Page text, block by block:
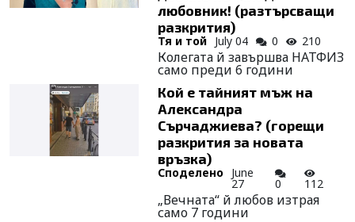
любовник! (разтърсващи
разкрития)
Тя и той July 04 0 210
Колегата й завършва НАТФИЗ
само преди 6 години
Кой е тайният мъж на
Александра
Сърчаджиева? (горещи
разкрития за новата
връзка)
Споделено June
27 0 112
„Вечната“ й любов изтрая
само 7 години